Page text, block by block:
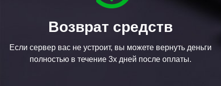
Возврат средств
Если сервер вас не устроит, вы можете вернуть деньги
полностью в течение 3х дней после оплаты.